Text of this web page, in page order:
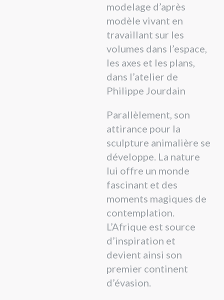
modelage d’après
modèle vivant en
travaillant sur les
volumes dans l’espace,
les axes et les plans,
dans l’atelier de
Philippe Jourdain
Parallèlement, son
attirance pour la
sculpture animalière se
développe. La nature
lui offre un monde
fascinant et des
moments magiques de
contemplation.
L’Afrique est source
d’inspiration et
devient ainsi son
premier continent
d’évasion.